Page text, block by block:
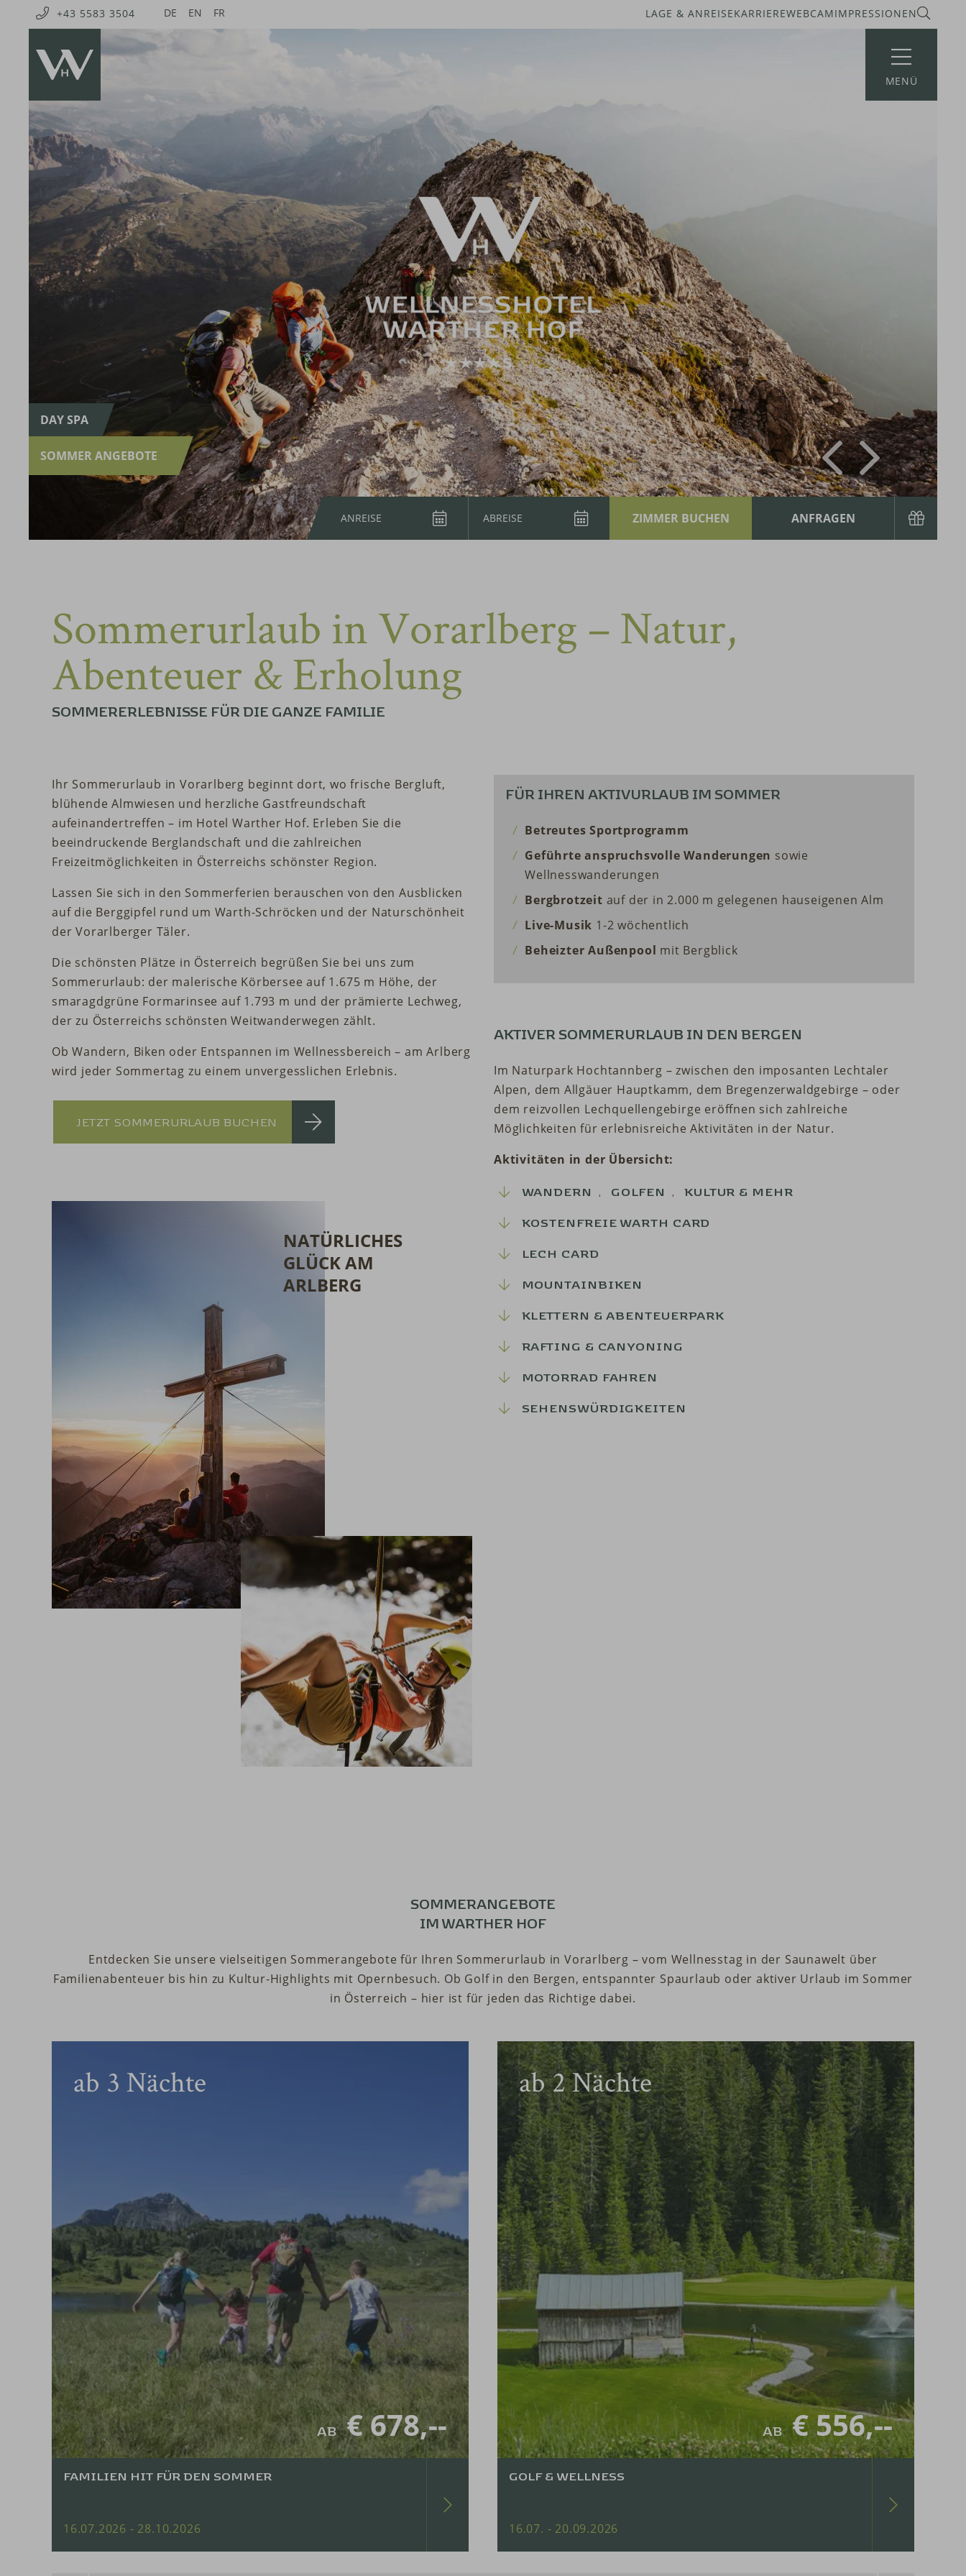
+43 5583 3504 LAGE & ANREISEKARRIEREWEBCAMIMPRESSIONEN
DE EN FR
MENÜ
DAY SPA
SOMMER ANGEBOTE
Sommerurlaub in Vorarlberg – Natur,
Abenteuer & Erholung
SOMMERERLEBNISSE FÜR DIE GANZE FAMILIE
Ihr Sommerurlaub in Vorarlberg beginnt dort, wo frische Bergluft,
blühende Almwiesen und herzliche Gastfreundschaft
aufeinandertreffen – im Hotel Warther Hof. Erleben Sie die
beeindruckende Berglandschaft und die zahlreichen
Freizeitmöglichkeiten in Österreichs schönster Region.
Lassen Sie sich in den Sommerferien berauschen von den Ausblicken
auf die Berggipfel rund um Warth-Schröcken und der Naturschönheit
der Vorarlberger Täler.
Die schönsten Plätze in Österreich begrüßen Sie bei uns zum
Sommerurlaub: der malerische Körbersee auf 1.675 m Höhe, der
smaragdgrüne Formarinsee auf 1.793 m und der prämierte Lechweg,
der zu Österreichs schönsten Weitwanderwegen zählt.
Ob Wandern, Biken oder Entspannen im Wellnessbereich – am Arlberg
wird jeder Sommertag zu einem unvergesslichen Erlebnis.
JETZT SOMMERURLAUB BUCHEN
NATÜRLICHES
GLÜCK AM
ARLBERG
FÜR IHREN AKTIVURLAUB IM SOMMER
Betreutes Sportprogramm
Geführte anspruchsvolle Wanderungen sowie
Wellnesswanderungen
Bergbrotzeit auf der in 2.000 m gelegenen hauseigenen Alm
Live-Musik 1-2 wöchentlich
Beheizter Außenpool mit Bergblick
AKTIVER SOMMERURLAUB IN DEN BERGEN
Im Naturpark Hochtannberg – zwischen den imposanten Lechtaler
Alpen, dem Allgäuer Hauptkamm, dem Bregenzerwaldgebirge – oder
dem reizvollen Lechquellengebirge eröffnen sich zahlreiche
Möglichkeiten für erlebnisreiche Aktivitäten in der Natur.
Aktivitäten in der Übersicht:
WANDERN GOLFEN KULTUR & MEHR
KOSTENFREIE WARTH CARD
LECH CARD
MOUNTAINBIKEN
KLETTERN & ABENTEUERPARK
RAFTING & CANYONING
MOTORRAD FAHREN
SEHENSWÜRDIGKEITEN
SOMMERANGEBOTE
IM WARTHER HOF
Entdecken Sie unsere vielseitigen Sommerangebote für Ihren Sommerurlaub in Vorarlberg – vom Wellnesstag in der Saunawelt über
Familienabenteuer bis hin zu Kultur-Highlights mit Opernbesuch. Ob Golf in den Bergen, entspannter Spaurlaub oder aktiver Urlaub im Sommer
in Österreich – hier ist für jeden das Richtige dabei.
ab 3 Nächte
AB € 678,--
FAMILIEN HIT FÜR DEN SOMMER
16.07.2026 - 28.10.2026
ab2Nächte
AB € 556,--
GOLF & WELLNESS
16.07. - 20.09.2026